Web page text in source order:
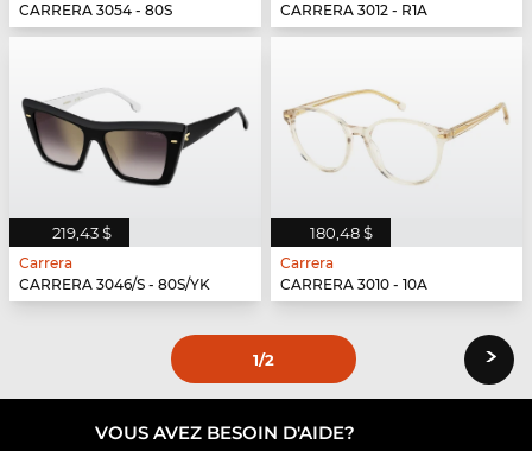
CARRERA 3054 - 80S
CARRERA 3012 - R1A
219,43 $
Carrera
CARRERA 3046/S - 80S/YK
180,48 $
Carrera
CARRERA 3010 - 10A
1/2 ›
VOUS AVEZ BESOIN D'AIDE?